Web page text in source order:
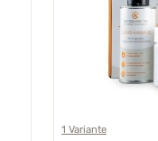
1 Variante